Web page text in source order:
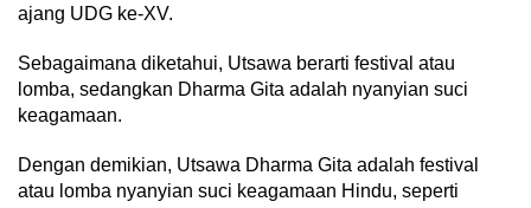
ajang UDG ke-XV.
Sebagaimana diketahui, Utsawa berarti festival atau
lomba, sedangkan Dharma Gita adalah nyanyian suci
keagamaan.
Dengan demikian, Utsawa Dharma Gita adalah festival
atau lomba nyanyian suci keagamaan Hindu, seperti